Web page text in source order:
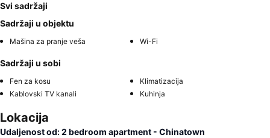
Svi sadržaji
Sadržaji u objektu
Mašina za pranje veša Wi-Fi
Sadržaji u sobi
Fen za kosu
Klimatizacija
Kablovski TV kanali
Kuhinja
Lokacija
Udaljenost od: 2 bedroom apartment - Chinatown